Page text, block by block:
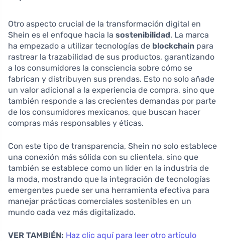
Otro aspecto crucial de la transformación digital en
Shein es el enfoque hacia la sostenibilidad. La marca
ha empezado a utilizar tecnologías de blockchain para
rastrear la trazabilidad de sus productos, garantizando
a los consumidores la consciencia sobre cómo se
fabrican y distribuyen sus prendas. Esto no solo añade
un valor adicional a la experiencia de compra, sino que
también responde a las crecientes demandas por parte
de los consumidores mexicanos, que buscan hacer
compras más responsables y éticas.
Con este tipo de transparencia, Shein no solo establece
una conexión más sólida con su clientela, sino que
también se establece como un líder en la industria de
la moda, mostrando que la integración de tecnologías
emergentes puede ser una herramienta efectiva para
manejar prácticas comerciales sostenibles en un
mundo cada vez más digitalizado.
VER TAMBIÉN: Haz clic aquí para leer otro artículo